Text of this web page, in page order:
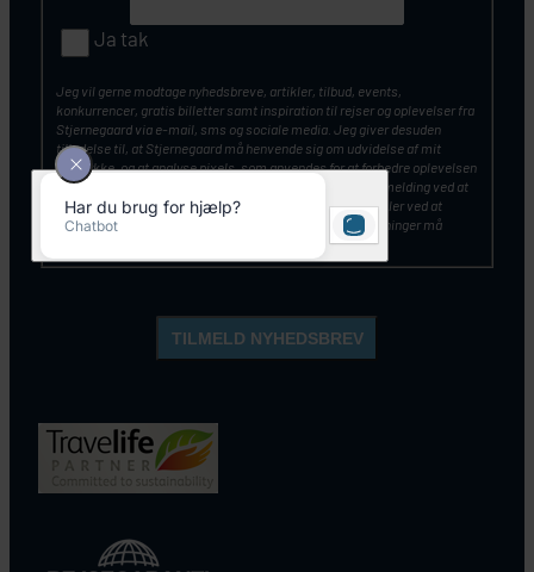
Ja tak
Jeg vil gerne modtage nyhedsbreve, artikler, tilbud, events,
konkurrencer, gratis billetter samt inspiration til rejser og oplevelser fra
Stjernegaard via e-mail, sms og sociale media. Jeg giver desuden
tilladelse til, at Stjernegaard må henvende sig om udvidelse af mit
samtykke, og at analyse pixels, som anvendes for at forbedre oplevelsen
af vores kommunikation. Du kan altid tilbagekalde din tilmelding ved at
klikke på ”Afmeld nyhedsbrev” nederst i nyhedsbrevet – eller ved at
kontakte Stjernegaards kundeservice. Mine personoplysninger må